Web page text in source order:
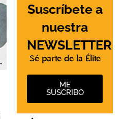
Suscríbete a
nuestra
NEWSLETTER
Sé parte de la Élite
ME
SUSCRIBO